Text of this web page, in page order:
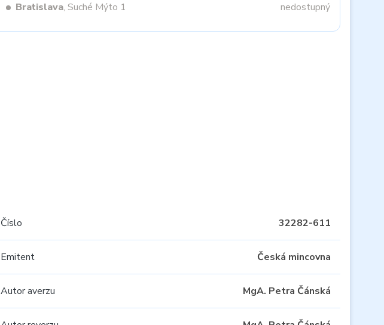
Bratislava, Suché Mýto 1 nedostupný
Číslo 32282-611
Emitent Česká mincovna
Autor averzu MgA. Petra Čánská